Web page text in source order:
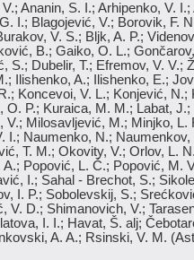
Ananin, S. I.; Arhipenko, V.
I.; Blagojević, V.; Borovik, F.
V. S.; Bljk, A. P.;
B.; Gaiko, O. L.;
S.; Dubelir, T.; Efremov, V. V.;
Ilishenko, A.; Ilishenko, E.;
Koncevoi, V. L.; Konjević, N.;
O. P.; Kuraica, M. M.; Labat,
V.; Milosavljević, M.; Minjko, L.
I.; Naumenko, N.; Naumenkov,
T. M.; Okovity, V.; Orlov, L.
Popović, L. Č.; Popović, M.
I.; Sahal - Brechot, S.;
I. P.; Sobolevskij, S.;
V. D.; Shimanovich, V.;
I. I.; Havat, Š. alj;
A. A.; Rsinski, V. M. (